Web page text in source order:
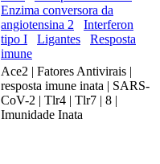
Enzima conversora da
angiotensina 2
Interferon
tipo I
Ligantes
Resposta
imune
Ace2 | Fatores Antivirais |
resposta imune inata | SARS-
CoV-2 | Tlr4 | Tlr7 | 8 |
Imunidade Inata